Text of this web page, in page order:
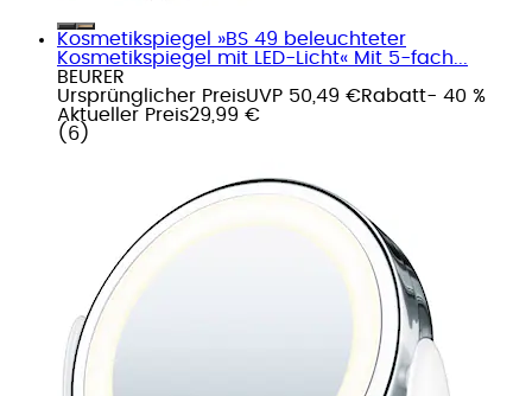
Kosmetikspiegel »BS 49 beleuchteter
Kosmetikspiegel mit LED-Licht« Mit 5-fach...
BEURER
Ursprünglicher PreisUVP 50,49 €Rabatt- 40 %
Aktueller Preis29,99 €
( 6 )